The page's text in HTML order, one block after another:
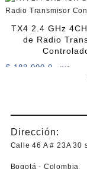
TX4 2.4 GHz
de Radio
$ 188.000,0 +IVA
Dirección:
Calle 46 A # 23A 30
Bogotá - Colombia